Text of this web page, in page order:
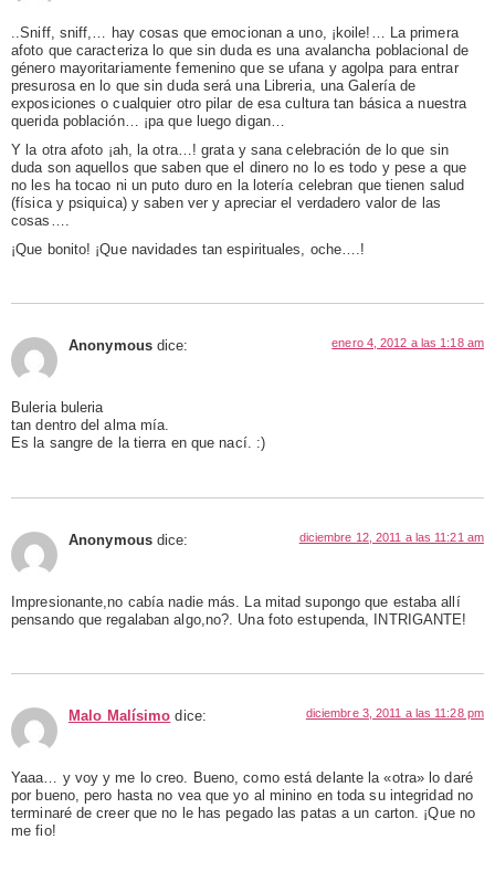
..Sniff, sniff,… hay cosas que emocionan a uno, ¡koile!… La primera
afoto que caracteriza lo que sin duda es una avalancha poblacional de
género mayoritariamente femenino que se ufana y agolpa para entrar
presurosa en lo que sin duda será una Libreria, una Galería de
exposiciones o cualquier otro pilar de esa cultura tan básica a nuestra
querida población… ¡pa que luego digan…
Y la otra afoto ¡ah, la otra…! grata y sana celebración de lo que sin
duda son aquellos que saben que el dinero no lo es todo y pese a que
no les ha tocao ni un puto duro en la lotería celebran que tienen salud
(física y psiquica) y saben ver y apreciar el verdadero valor de las
cosas….
¡Que bonito! ¡Que navidades tan espirituales, oche….!
Anonymous dice: enero 4, 2012 a las 1:18 am
Buleria buleria
tan dentro del alma mía.
Es la sangre de la tierra en que nací. :)
Anonymous dice: diciembre 12, 2011 a las 11:21 am
Impresionante,no cabía nadie más. La mitad supongo que estaba allí
pensando que regalaban algo,no?. Una foto estupenda, INTRIGANTE!
Malo Malísimo dice: diciembre 3, 2011 a las 11:28 pm
Yaaa… y voy y me lo creo. Bueno, como está delante la «otra» lo daré
por bueno, pero hasta no vea que yo al minino en toda su integridad no
terminaré de creer que no le has pegado las patas a un carton. ¡Que no
me fio!